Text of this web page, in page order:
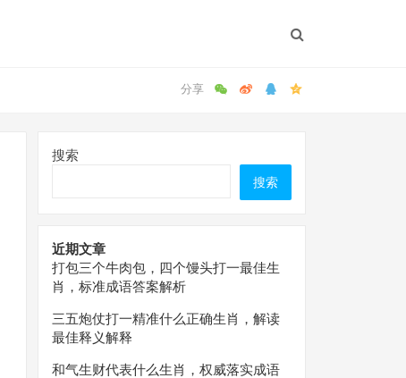
搜索
搜索
近期文章
打包三个牛肉包，四个馒头打一最佳生
肖，标准成语答案解析
三五炮仗打一精准什么正确生肖，解读
最佳释义解释
和气生财代表什么生肖，权威落实成语